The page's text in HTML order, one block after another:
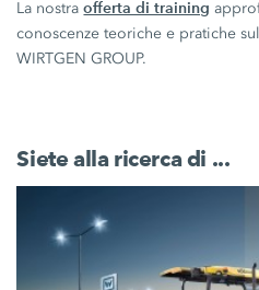
La nostraofferta di training
conoscenze teoriche e pratiche
WIRTGEN GROUP.
Siete alla ricerca di ...